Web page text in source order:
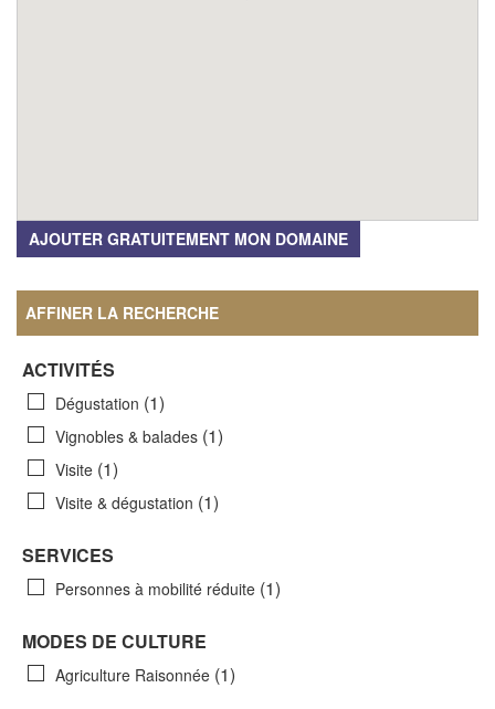
AJOUTER GRATUITEMENT MON DOMAINE
AFFINER LA RECHERCHE
ACTIVITÉS
Dégustation (1)
Vignobles & balades (1)
Visite (1)
Visite & dégustation (1)
SERVICES
Personnes à mobilité réduite (1)
MODES DE CULTURE
Agriculture Raisonnée (1)